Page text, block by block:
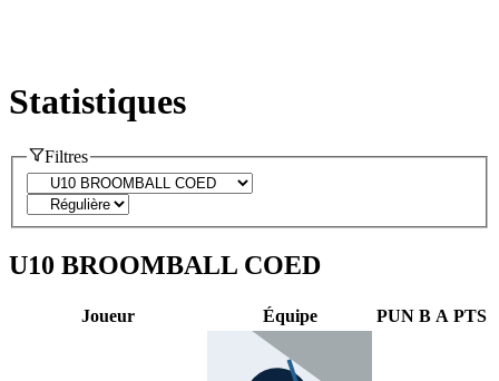
Statistiques
Filtres
U10 BROOMBALL COED
Joueur Équipe PUN B A PTS